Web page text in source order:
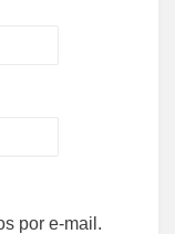
por e-mail.